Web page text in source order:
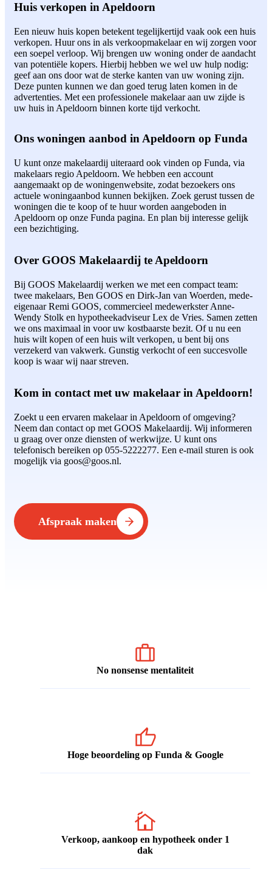
Huis verkopen in Apeldoorn
Een nieuw huis kopen betekent tegelijkertijd vaak ook een huis
verkopen. Huur ons in als verkoopmakelaar en wij zorgen voor
een soepel verloop. Wij brengen uw woning onder de aandacht
van potentiële kopers. Hierbij hebben we wel uw hulp nodig:
geef aan ons door wat de sterke kanten van uw woning zijn.
Deze punten kunnen we dan goed terug laten komen in de
advertenties. Met een professionele makelaar aan uw zijde is
uw huis in Apeldoorn binnen korte tijd verkocht.
Ons woningen aanbod in Apeldoorn op Funda
U kunt onze makelaardij uiteraard ook vinden op Funda, via
makelaars regio Apeldoorn. We hebben een account
aangemaakt op de woningenwebsite, zodat bezoekers ons
actuele woningaanbod kunnen bekijken. Zoek gerust tussen de
woningen die te koop of te huur worden aangeboden in
Apeldoorn op onze Funda pagina. En plan bij interesse gelijk
een bezichtiging.
Over GOOS Makelaardij te Apeldoorn
Bij GOOS Makelaardij werken we met een compact team:
twee makelaars, Ben GOOS en Dirk-Jan van Woerden, mede-
eigenaar Remi GOOS, commercieel medewerkster Anne-
Wendy Stolk en hypotheekadviseur Lex de Vries. Samen zetten
we ons maximaal in voor uw kostbaarste bezit. Of u nu een
huis wilt kopen of een huis wilt verkopen, u bent bij ons
verzekerd van vakwerk. Gunstig verkocht of een succesvolle
koop is waar wij naar streven.
Kom in contact met uw makelaar in Apeldoorn!
Zoekt u een ervaren makelaar in Apeldoorn of omgeving?
Neem dan contact op met GOOS Makelaardij. Wij informeren
u graag over onze diensten of werkwijze. U kunt ons
telefonisch bereiken op 055-5222277. Een e-mail sturen is ook
mogelijk via goos@goos.nl.
Afspraak maken
No nonsense mentaliteit
Hoge beoordeling op Funda & Google
Verkoop, aankoop en hypotheek onder 1
dak